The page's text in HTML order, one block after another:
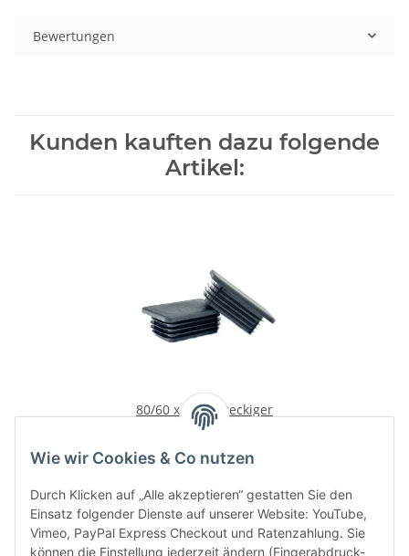
Wie wir Cookies & Co nutzen
Durch Klicken auf „Alle akzeptieren“ gestatten Sie den
Einsatz folgender Dienste auf unserer Website: YouTube,
Vimeo, PayPal Express Checkout und Ratenzahlung. Sie
können die Einstellung jederzeit ändern (Fingerabdruck-
Bewertungen
Kunden kauften dazu folgende
Artikel:
80/60 x 3 Rechteckiger
Lamellenstopfen
1,79 €